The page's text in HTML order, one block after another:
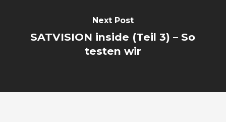
Next Post
SATVISION inside (Teil 3) – So
testen wir